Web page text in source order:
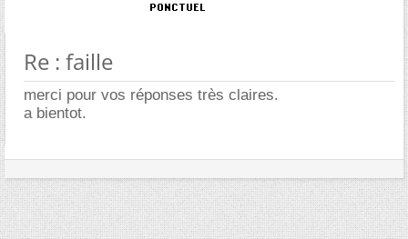
Re : faille
merci pour vos réponses très claires.
a bientot.